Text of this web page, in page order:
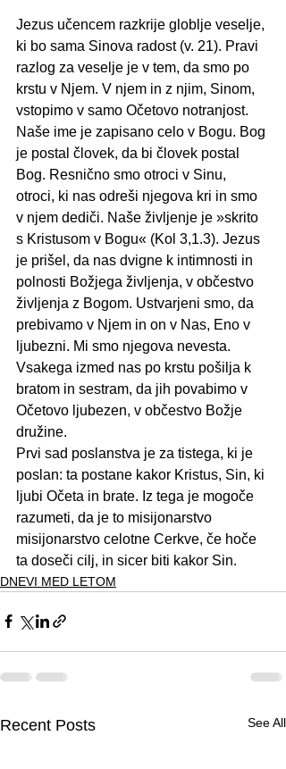
Jezus učencem razkrije globlje veselje,
ki bo sama Sinova radost (v. 21). Pravi
razlog za veselje je v tem, da smo po
krstu v Njem. V njem in z njim, Sinom,
vstopimo v samo Očetovo notranjost.
Naše ime je zapisano celo v Bogu. Bog
je postal človek, da bi človek postal
Bog. Resnično smo otroci v Sinu,
otroci, ki nas odreši njegova kri in smo
v njem dediči. Naše življenje je »skrito
s Kristusom v Bogu« (Kol 3,1.3). Jezus
je prišel, da nas dvigne k intimnosti in
polnosti Božjega življenja, v občestvo
življenja z Bogom. Ustvarjeni smo, da
prebivamo v Njem in on v Nas, Eno v
ljubezni. Mi smo njegova nevesta.
Vsakega izmed nas po krstu pošilja k
bratom in sestram, da jih povabimo v
Očetovo ljubezen, v občestvo Božje
družine.
Prvi sad poslanstva je za tistega, ki je
poslan: ta postane kakor Kristus, Sin, ki
ljubi Očeta in brate. Iz tega je mogoče
razumeti, da je to misijonarstvo
misijonarstvo celotne Cerkve, če hoče
ta doseči cilj, in sicer biti kakor Sin.
DNEVI MED LETOM
Recent Posts See All